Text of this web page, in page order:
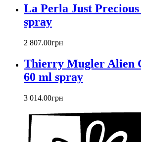
La Perla Just
spray
2 807.00грн
Thierry Mugler Alien
60 ml spray
3 014.00грн